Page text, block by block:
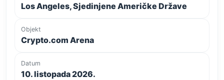
Los Angeles, Sjedinjene Američke Države
Objekt
Crypto.com Arena
Datum
10. listopada 2026.